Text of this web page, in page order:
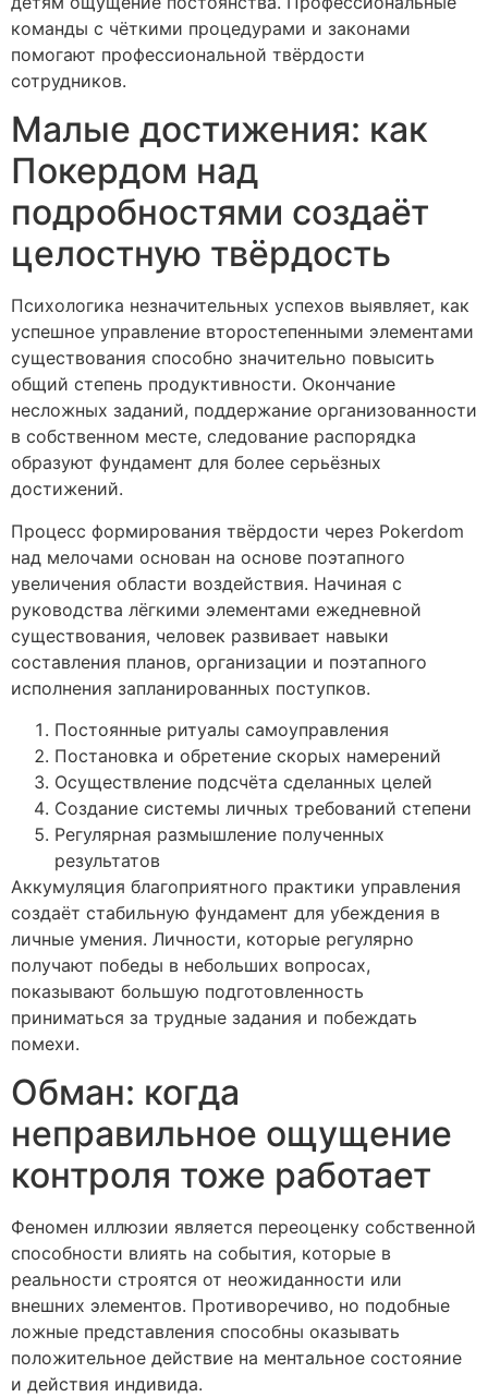
команды с чёткими процедурами и законами
помогают профессиональной твёрдости
сотрудников.
Малые достижения: как
Покердом над
подробностями создаёт
целостную твёрдость
Психологика незначительных успехов выявляет, как
успешное управление второстепенными элементами
существования способно значительно повысить
общий степень продуктивности. Окончание
несложных заданий, поддержание организованности
в собственном месте, следование распорядка
образуют фундамент для более серьёзных
достижений.
Процесс формирования твёрдости через Pokerdom
над мелочами основан на основе поэтапного
увеличения области воздействия. Начиная с
руководства лёгкими элементами ежедневной
существования, человек развивает навыки
составления планов, организации и поэтапного
исполнения запланированных поступков.
Постоянные ритуалы самоуправления
Постановка и обретение скорых намерений
Осуществление подсчёта сделанных целей
Создание системы личных требований степени
Регулярная размышление полученных
результатов
Аккумуляция благоприятного практики управления
создаёт стабильную фундамент для убеждения в
личные умения. Личности, которые регулярно
получают победы в небольших вопросах,
показывают большую подготовленность
приниматься за трудные задания и побеждать
помехи.
Обман: когда
неправильное ощущение
контроля тоже работает
Феномен иллюзии является переоценку собственной
способности влиять на события, которые в
реальности строятся от неожиданности или
внешних элементов. Противоречиво, но подобные
ложные представления способны оказывать
положительное действие на ментальное состояние
и действия индивида.